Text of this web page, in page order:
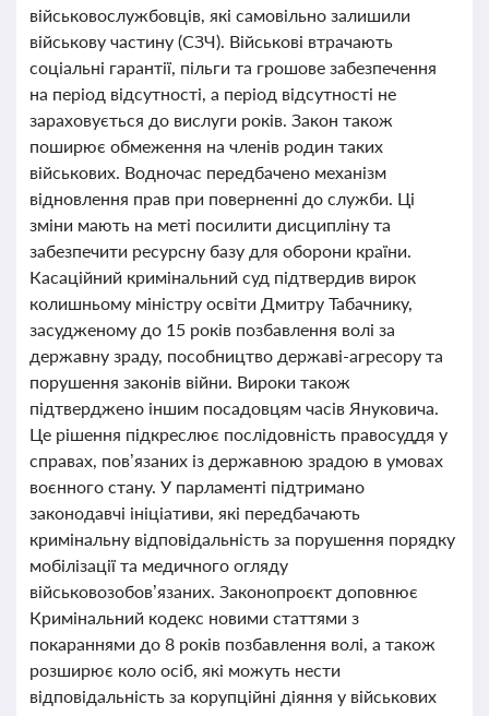
військовослужбовців, які самовільно залишили
військову частину (СЗЧ). Військові втрачають
соціальні гарантії, пільги та грошове забезпечення
на період відсутності, а період відсутності не
зараховується до вислуги років. Закон також
поширює обмеження на членів родин таких
військових. Водночас передбачено механізм
відновлення прав при поверненні до служби. Ці
зміни мають на меті посилити дисципліну та
забезпечити ресурсну базу для оборони країни.
Касаційний кримінальний суд підтвердив вирок
колишньому міністру освіти Дмитру Табачнику,
засудженому до 15 років позбавлення волі за
державну зраду, пособництво державі-агресору та
порушення законів війни. Вироки також
підтверджено іншим посадовцям часів Януковича.
Це рішення підкреслює послідовність правосуддя у
справах, пов’язаних із державною зрадою в умовах
воєнного стану. У парламенті підтримано
законодавчі ініціативи, які передбачають
кримінальну відповідальність за порушення порядку
мобілізації та медичного огляду
військовозобов’язаних. Законопроєкт доповнює
Кримінальний кодекс новими статтями з
покараннями до 8 років позбавлення волі, а також
розширює коло осіб, які можуть нести
відповідальність за корупційні діяння у військових